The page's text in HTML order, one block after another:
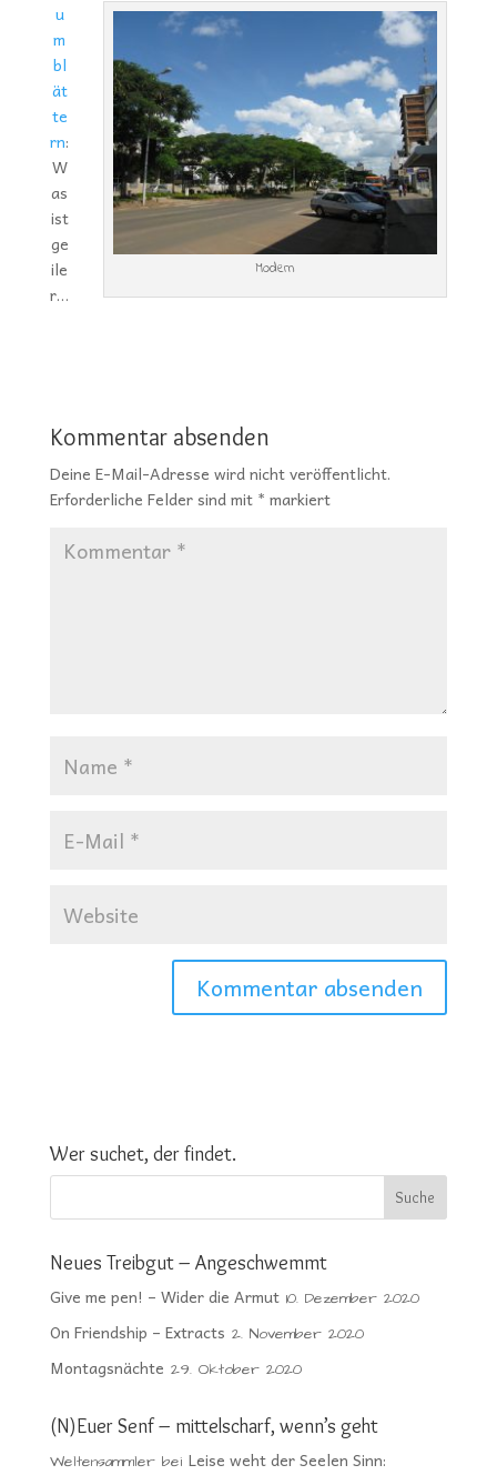
Modern
u
m
bl
ät
te
rn:
W
as
ist
ge
ile
r…
Kommentar absenden
Deine E-Mail-Adresse wird nicht veröffentlicht.
Erforderliche Felder sind mit * markiert
Wer suchet, der findet.
Neues Treibgut – Angeschwemmt
Give me pen! – Wider die Armut 10. Dezember 2020
On Friendship – Extracts 2. November 2020
Montagsnächte 29. Oktober 2020
(N)Euer Senf – mittelscharf, wenn’s geht
Weltensammlerbei Leise weht der Seelen Sinn: